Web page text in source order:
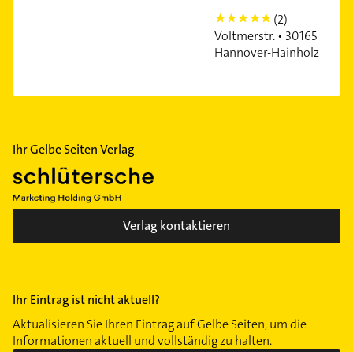
Waldheim
5
(2)
Voltmerstr. • 30165
Hannover-Hainholz
Ihr Gelbe Seiten Verlag
Verlag kontaktieren
Ihr Eintrag ist nicht aktuell?
Aktualisieren Sie Ihren Eintrag auf Gelbe Seiten, um die
Informationen aktuell und vollständig zu halten.